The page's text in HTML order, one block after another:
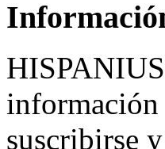
información
suscribirse